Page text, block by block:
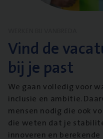
Vind de
bij je past
We gaan volledig voor
inclusie en ambitie.
mensen nodig die ook
die weten dat je
innoveren en berekende